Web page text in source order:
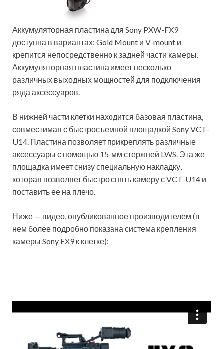
Аккумуляторная пластина для Sony PXW-FX9
доступна в вариантах: Gold Mount и V-mount и
крепится непосредственно к задней части камеры.
Аккумуляторная пластина имеет несколько
различных выходных мощностей для подключения
ряда аксессуаров.
В нижней части клетки находится базовая пластина,
совместимая с быстросъемной площадкой Sony VCT-
U14. Пластина позволяет прикреплять различные
аксессуары с помощью 15-мм стержней LWS. Эта же
площадка имеет снизу специальную накладку,
которая позволяет быстро снять камеру с VCT-U14 и
поставить ее на плечо.
Ниже — видео, опубликованное производителем (в
нем более подробно показана система крепления
камеры Sony FX9 к клетке):